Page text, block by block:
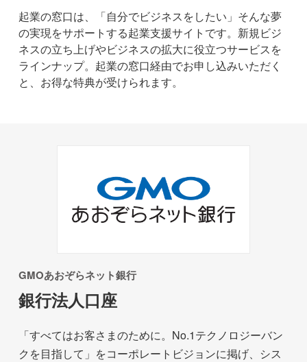
起業の窓口は、「自分でビジネスをしたい」そんな夢
の実現をサポートする起業支援サイトです。新規ビジ
ネスの立ち上げやビジネスの拡大に役立つサービスを
ラインナップ。起業の窓口経由でお申し込みいただく
と、お得な特典が受けられます。
GMOあおぞらネット銀行
銀行法人口座
「すべてはお客さまのために。No.1テクノロジーバン
クを目指して」をコーポレートビジョンに掲げ、シス